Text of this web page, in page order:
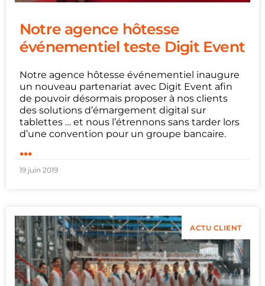
Notre agence hôtesse
événementiel teste Digit Event
Notre agence hôtesse événementiel inaugure
un nouveau partenariat avec Digit Event afin
de pouvoir désormais proposer à nos clients
des solutions d’émargement digital sur
tablettes … et nous l’étrennons sans tarder lors
d’une convention pour un groupe bancaire.
...
19 juin 2019
ACTU CLIENT